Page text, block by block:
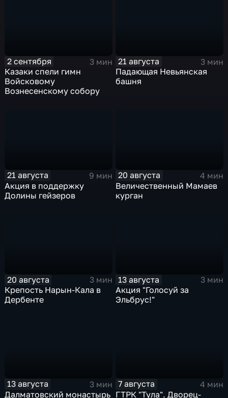
2 сентября
3 мин
Казаки спели гимн
Войсковому
Вознесенскому собору
21 августа
3 мин
Падающая Невьянская
башня
21 августа
9 мин
Акция в поддержку
Долины гейзеров
20 августа
4 мин
Величественный Мамаев
курган
20 августа
3 мин
Крепость Нарын-Кала в
Дербенте
13 августа
3 мин
Акция "Голосуй за
Эльбрус!"
13 августа
3 мин
Далматовский монастырь
7 августа
4 мин
ГТРК "Тула". Дворец-